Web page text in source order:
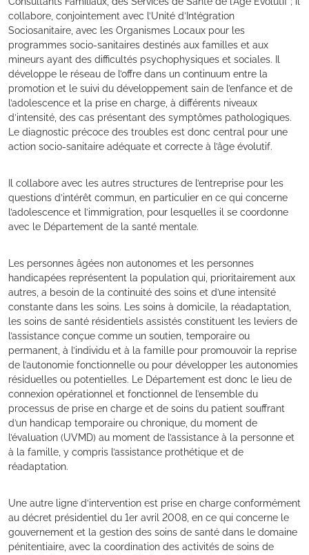
collabore, conjointement avec l’Unité d’Intégration
Sociosanitaire, avec les Organismes Locaux pour les
programmes socio-sanitaires destinés aux familles et aux
mineurs ayant des difficultés psychophysiques et sociales. Il
développe le réseau de l’offre dans un continuum entre la
promotion et le suivi du développement sain de l’enfance et de
l’adolescence et la prise en charge, à différents niveaux
d’intensité, des cas présentant des symptômes pathologiques.
Le diagnostic précoce des troubles est donc central pour une
action socio-sanitaire adéquate et correcte à l’âge évolutif.
Il collabore avec les autres structures de l’entreprise pour les
questions d’intérêt commun, en particulier en ce qui concerne
l’adolescence et l’immigration, pour lesquelles il se coordonne
avec le Département de la santé mentale.
Les personnes âgées non autonomes et les personnes
handicapées représentent la population qui, prioritairement aux
autres, a besoin de la continuité des soins et d’une intensité
constante dans les soins. Les soins à domicile, la réadaptation,
les soins de santé résidentiels assistés constituent les leviers de
l’assistance conçue comme un soutien, temporaire ou
permanent, à l’individu et à la famille pour promouvoir la reprise
de l’autonomie fonctionnelle ou pour développer les autonomies
résiduelles ou potentielles. Le Département est donc le lieu de
connexion opérationnel et fonctionnel de l’ensemble du
processus de prise en charge et de soins du patient souffrant
d’un handicap temporaire ou chronique, du moment de
l’évaluation (UVMD) au moment de l’assistance à la personne et
à la famille, y compris l’assistance prothétique et de
réadaptation.
Une autre ligne d’intervention est prise en charge conformément
au décret présidentiel du 1er avril 2008, en ce qui concerne le
gouvernement et la gestion des soins de santé dans le domaine
pénitentiaire, avec la coordination des activités de soins de